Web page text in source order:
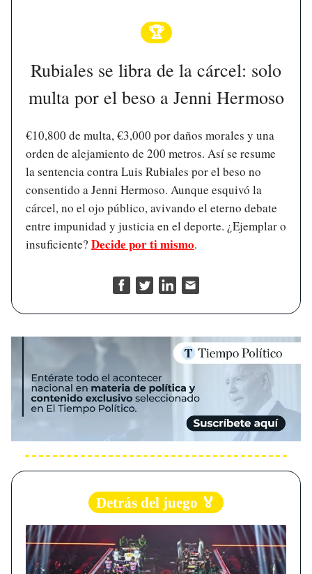
🏆
Rubiales se libra de la cárcel: solo
multa por el beso a Jenni Hermoso
€10,800 de multa, €3,000 por daños morales y una
orden de alejamiento de 200 metros. Así se resume
la sentencia contra Luis Rubiales por el beso no
consentido a Jenni Hermoso. Aunque esquivó la
cárcel, no el ojo público, avivando el eterno debate
entre impunidad y justicia en el deporte. ¿Ejemplar o
insuficiente? Decide por ti mismo.
Detrás del juego 🏅